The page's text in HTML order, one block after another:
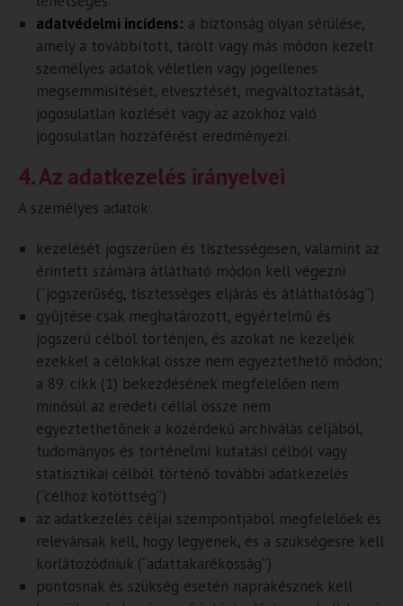
adatvédelmi incidens: a biztonság olyan sérülése,
amely a továbbított, tárolt vagy más módon kezelt
személyes adatok véletlen vagy jogellenes
megsemmisítését, elvesztését, megváltoztatását,
jogosulatlan közlését vagy az azokhoz való
jogosulatlan hozzáférést eredményezi.
4. Az adatkezelés irányelvei
A személyes adatok:
kezelését jogszerűen és tisztességesen, valamint az
érintett számára átlátható módon kell végezni
(“jogszerűség, tisztességes eljárás és átláthatóság”)
gyűjtése csak meghatározott, egyértelmű és
jogszerű célból történjen, és azokat ne kezeljék
ezekkel a célokkal össze nem egyeztethető módon;
a 89. cikk (1) bekezdésének megfelelően nem
minősül az eredeti céllal össze nem
egyeztethetőnek a közérdekű archiválás céljából,
tudományos és történelmi kutatási célból vagy
statisztikai célból történő további adatkezelés
(“célhoz kötöttség”)
az adatkezelés céljai szempontjából megfelelőek és
relevánsak kell, hogy legyenek, és a szükségesre kell
korlátozódniuk (“adattakarékosság”)
pontosnak és szükség esetén naprakésznek kell